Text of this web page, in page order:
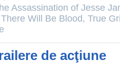
Assassination of Jesse
There Will Be Blood, True
de acţiune